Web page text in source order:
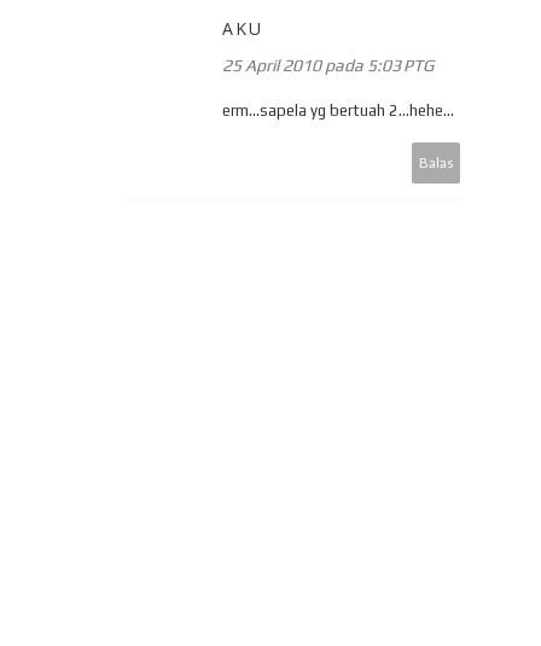
AKU
25 April 2010 pada 5:03 PTG
erm...sapela yg bertuah 2...hehe...
Balas